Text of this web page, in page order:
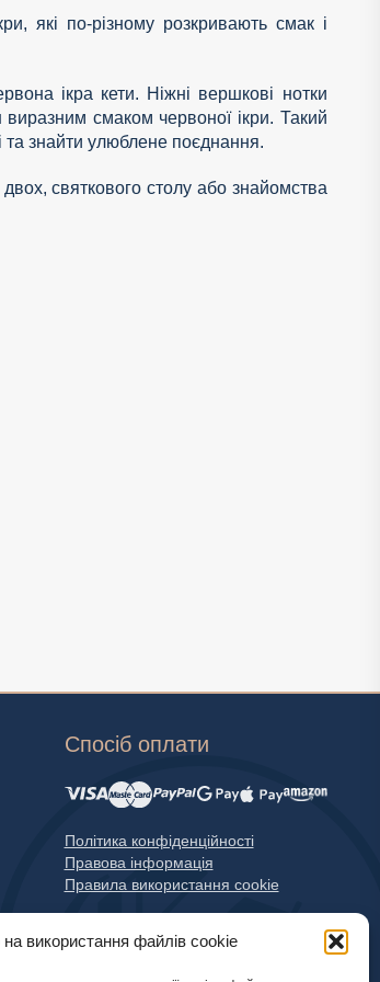
використання файлів cookie
які по-різному розкривають смак і
ікра кети. Ніжні вершкові нотки
смаком червоної ікри. Такий
та знайти улюблене поєднання.
святкового столу або знайомства
Спосіб оплати
Політика конфіденційності
Правова інформація
Правила використання cookie